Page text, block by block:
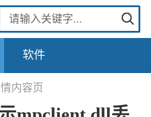
软件
内容页